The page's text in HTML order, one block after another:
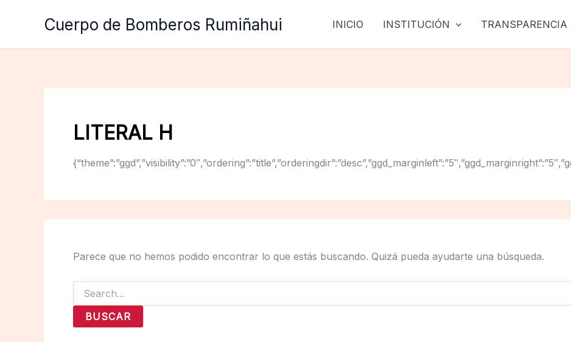
Cuerpo de Bomberos Rumiñahui INICIO INSTITUCIÓN TRANSPARENCIA
LITERAL H
Parece que no hemos podido encontrar lo que estás buscando. Quizá pueda ayudarte una búsqueda.
Buscar
por: